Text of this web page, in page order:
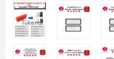
Tükendi